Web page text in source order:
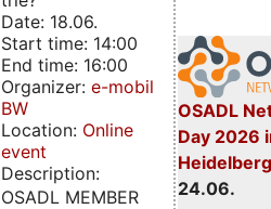
OSADL
Day 2026
24.06.
Date: 18.06.
Start time: 14:00
End time: 16:00
Organizer: e-mobil
BW
Location: Online
event
Description:
OSADL MEMBER